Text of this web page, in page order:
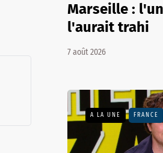
Marseille :
l'aurait trahi
7 août 2026
A LA UNE FRANCE